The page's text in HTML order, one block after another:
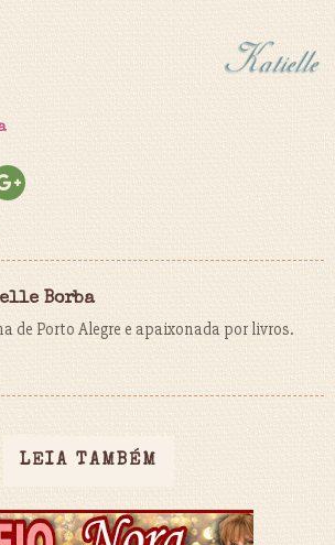
Borba
de Porto Alegre e apaixonada por livros.
LEIA TAMBÉM